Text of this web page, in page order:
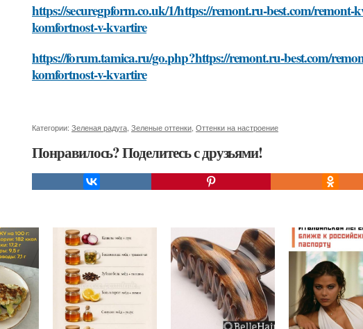
https://securegpform.co.uk/1/https://remont.ru-best.com/remont-
komfortnost-v-kvartire
https://forum.tamica.ru/go.php?https://remont.ru-best.com/
komfortnost-v-kvartire
Категории: Зеленая радуга Зеленые оттенки Оттенки на настроение
Понравилось? Поделитесь с друзьями!